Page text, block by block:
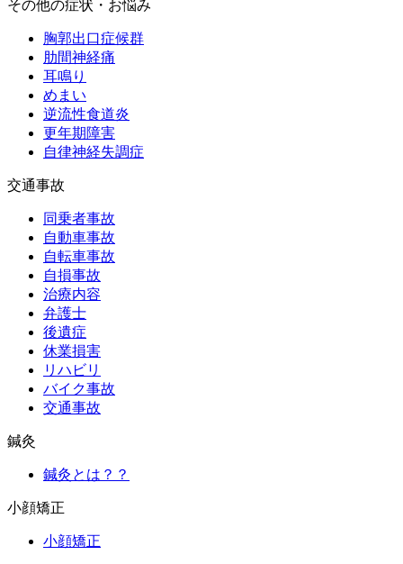
その他の症状・お悩み
胸郭出口症候群
肋間神経痛
耳鳴り
めまい
逆流性食道炎
更年期障害
自律神経失調症
交通事故
同乗者事故
自動車事故
自転車事故
自損事故
治療内容
弁護士
後遺症
休業損害
リハビリ
バイク事故
交通事故
鍼灸
鍼灸とは？？
小顔矯正
小顔矯正